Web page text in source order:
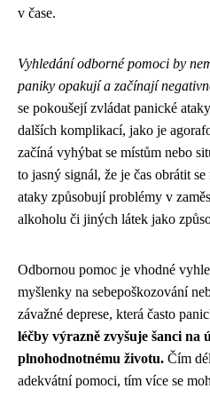
v čase.
Vyhledání odborné pomoci by
paniky opakují a začínají
se pokoušejí zvládat panické
dalších komplikací, jako je
začíná vyhýbat se místům nebo
to jasný signál, že je čas obrátit
ataky způsobují problémy v
alkoholu či jiných látek jako
Odbornou pomoc je vhodné
myšlenky na sebepoškozování
závažné deprese, která často
léčby výrazně zvyšuje šanci na
plnohodnotnému životu. Čím
adekvátní pomoci, tím více se